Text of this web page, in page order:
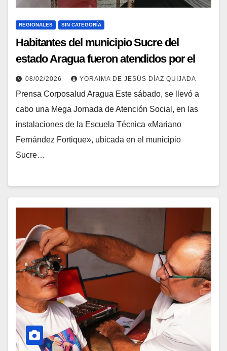
REGIONALES SIN CATEGORÍA
Habitantes del municipio Sucre del
estado Aragua fueron atendidos por el
Área de Salud Integral Comunitaria
08/02/2026 YORAIMA DE JESÚS DÍAZ QUIJADA
Prensa Corposalud Aragua Este sábado, se llevó a
cabo una Mega Jornada de Atención Social, en las
instalaciones de la Escuela Técnica «Mariano
Fernández Fortique», ubicada en el municipio
Sucre…